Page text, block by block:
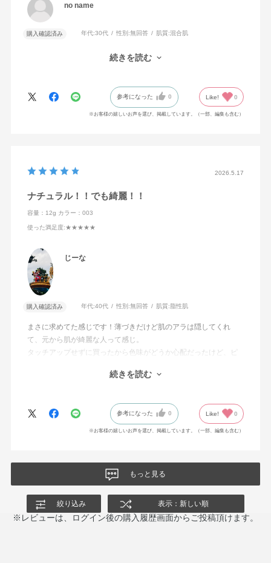
no name
購入確認済み 年代:30代 性別:無回答 肌質:混合肌
カラー展開も多く、使いやすいのでリピートしました。
続きを読む
参考になった 0 Like! 0
※お客様の嬉しいお声を選び、掲載しています。（一部、編集も含む）
2026.5.17
ナチュラル！！でも綺麗！！
容量：12g カラー：003
使った満足度:★★★★★
じーな
購入確認済み 年代:40代 性別:無回答 肌質: 脂性肌
まさに求めてた感じです！薄づきだけど肌のアラは隠してくれ
て、元から肌が綺麗な人って感じ。
タッチアップせずに買ったから色味がどうか心配だったけど、ピ
脂性肌だから若干テカテカしちゃうけど、Tゾーンだけパウダーは
UV効果も高くてありがたい?
なくなったらリピします！！
続きを読む
参考になった 0 Like! 0
※お客様の嬉しいお声を選び、掲載しています。（一部、編集も含む）
もっと見る
絞り込み 表示：新しい順
※レビューは、ログイン後の購入履歴画面からご投稿頂けます。